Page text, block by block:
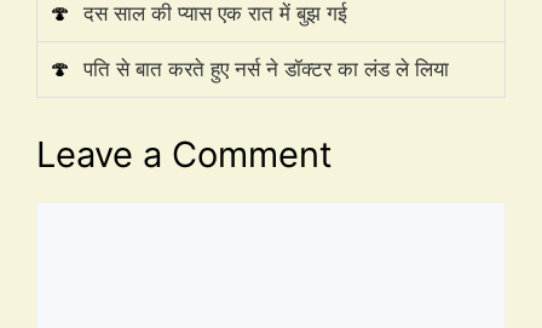
🍄 दस साल की प्यास एक रात में बुझ गई
🍄 पति से बात करते हुए नर्स ने डॉक्टर का लंड ले लिया
Leave a Comment